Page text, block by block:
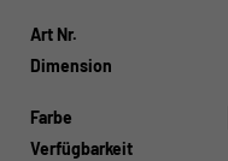
Art Nr.
Dimension
Farbe
Verfügbarkeit